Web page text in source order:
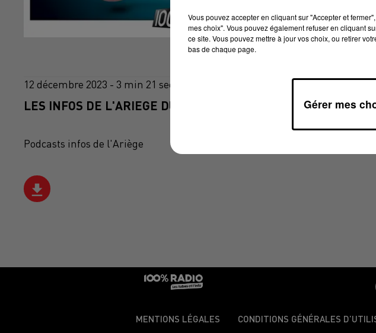
12 décembre 2023 - 3 min 21 sec
LES INFOS DE L'ARIEGE DU 12/12/2023 À 12H00
Podcasts infos de l'Ariège
MENTIONS LÉGALES CONDITIONS GÉNÉRALES
Vous pouvez accepter en cliquant sur "Accepter et
mes choix". Vous pouvez également refuser en cliquant
ce site. Vous pouvez mettre à jour vos choix, ou retirer
bas de chaque page.
Gérer mes